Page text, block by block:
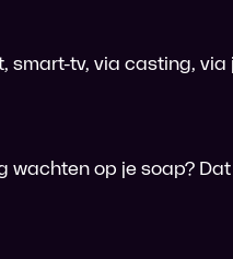
tv, via casting, via
wachten op je soap?